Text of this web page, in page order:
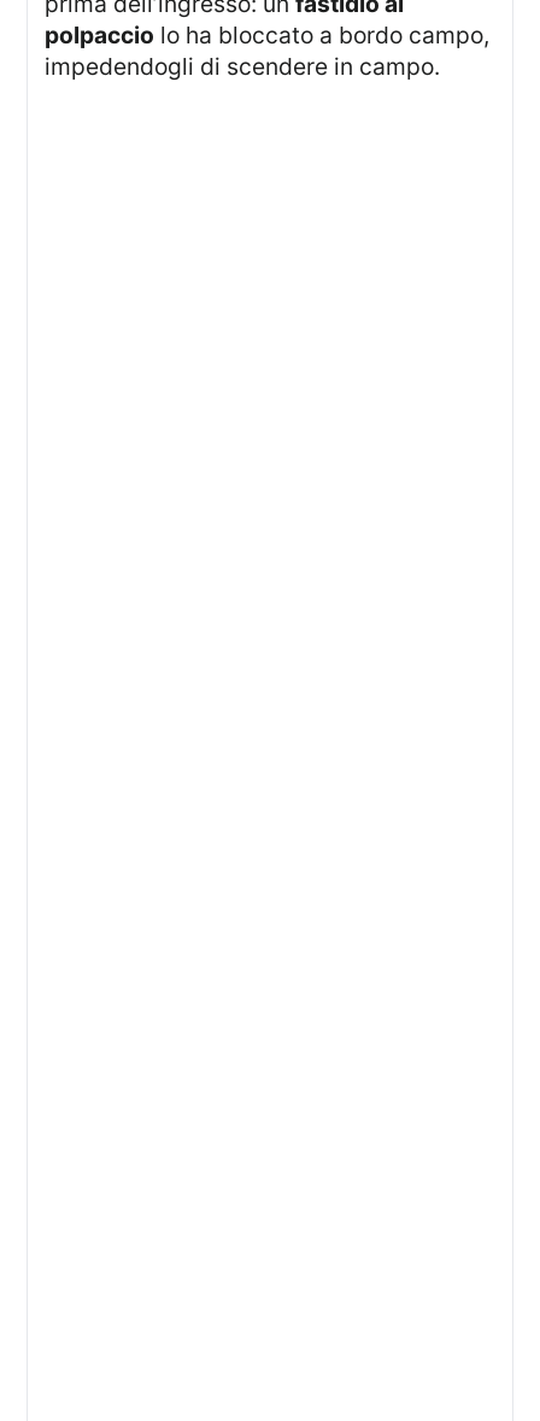
polpaccio lo ha bloccato a bordo campo,
impedendogli di scendere in campo.